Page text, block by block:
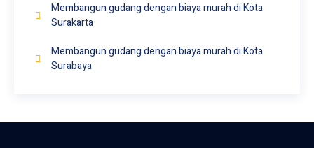
Membangun gudang dengan biaya murah di Kota
Surakarta
Membangun gudang dengan biaya murah di Kota
Surabaya